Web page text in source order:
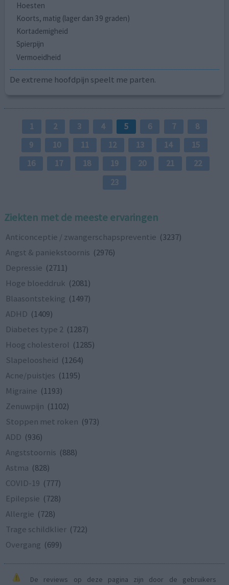
Hoesten
Koorts, matig (lager dan 39 graden)
Kortademigheid
Spierpijn
Vermoeidheid
De extreme hoofdpijn speelt me parten.
1 2 3 4 5 6 7
8
9
10 11 12 13 14
15
16
17 18 19 20 21
22
23
Ziekten met de meeste ervaringen
Anticonceptie / zwangerschapspreventie (3237)
Angst & paniekstoornis (2976)
Depressie (2711)
Hoge bloeddruk (2081)
Blaasontsteking (1497)
ADHD (1409)
Diabetes type 2 (1287)
Hoog cholesterol (1285)
Slapeloosheid (1264)
Acne/puistjes (1195)
Migraine (1193)
Zenuwpijn (1102)
Stoppen met roken (973)
ADD (936)
Angststoornis (888)
Astma (828)
COVID-19 (777)
Epilepsie (728)
Allergie (728)
Trage schildklier (722)
Overgang (699)
De reviews op deze pagina zijn door de gebruikers